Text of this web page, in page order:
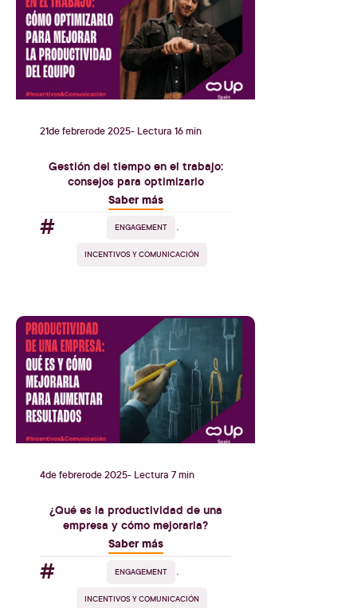
21defebrerode2025- Lectura 16 min
Gestión del tiempo en el trabajo:
consejos para optimizarlo
Saber más
# ENGAGEMENT ,
INCENTIVOS Y COMUNICACIÓN
4defebrerode2025- Lectura 7 min
¿Qué es la productividad de una
empresa y cómo mejorarla?
Saber más
# ENGAGEMENT ,
INCENTIVOS Y COMUNICACIÓN